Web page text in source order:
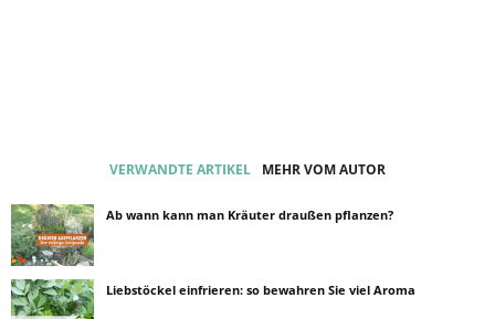
VERWANDTE ARTIKEL MEHR VOM AUTOR
Ab wann kann man Kräuter draußen pflanzen?
Liebstöckel einfrieren: so bewahren Sie viel Aroma